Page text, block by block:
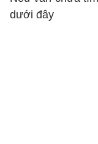
dưới đây